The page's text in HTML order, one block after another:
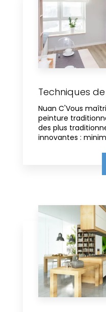
Techniques
Nuan C'Vous
peinture
des plus
innovantes :